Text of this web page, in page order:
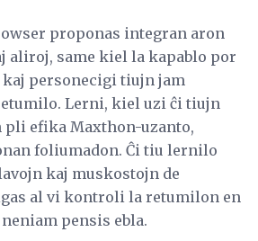
proponas integran aron
aliroj, same kiel la kapablo por
personecigi tiujn jam
Lerni, kiel uzi ĉi tiujn
pli efika Maxthon-uzanto,
foliumadon. Ĉi tiu lernilo
kaj muskostojn de
al vi kontroli la retumilon en
pensis ebla.